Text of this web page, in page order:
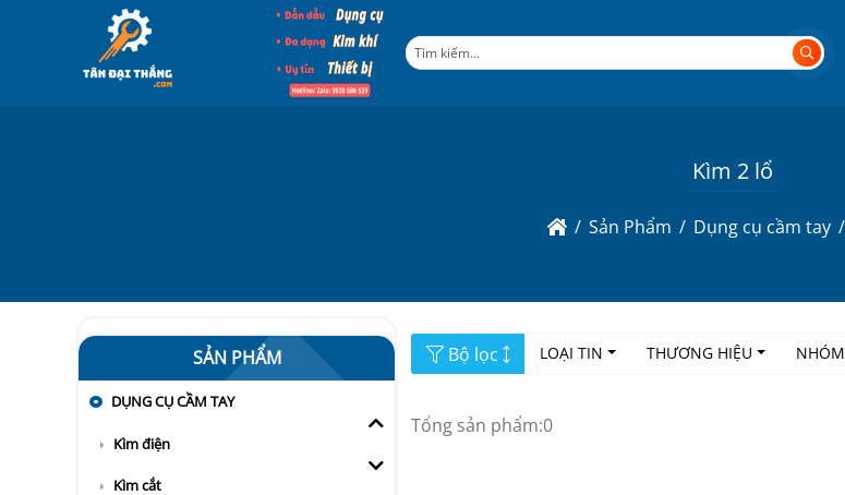
Kìm 2 lổ
Sản Phẩm Dụng cụ cầm tay
SẢN PHẨM
DỤNG CỤ CẦM TAY
Kìm điện
Kìm cắt
Bộ lọc LOẠI TIN THƯƠNG HIỆU NHÓM
Tổng sản phẩm:0